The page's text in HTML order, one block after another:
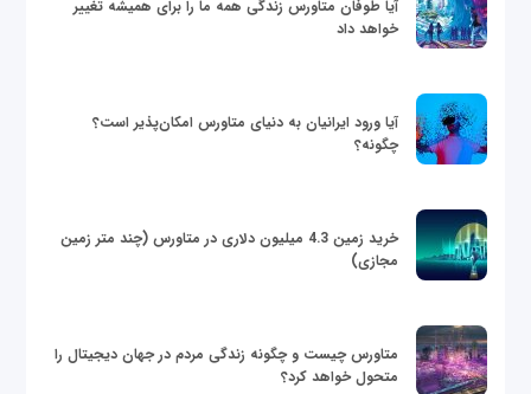
آیا طوفان متاورس زندگی همه ما را برای همیشه تغییر
خواهد داد
آیا ورود ایرانیان به دنیای متاورس امکان‌پذیر است؟
چگونه؟
خرید زمین 4.3 میلیون دلاری در متاورس (چند متر زمین
مجازی)
متاورس چیست و چگونه زندگی مردم در جهان دیجیتال را
متحول خواهد کرد؟